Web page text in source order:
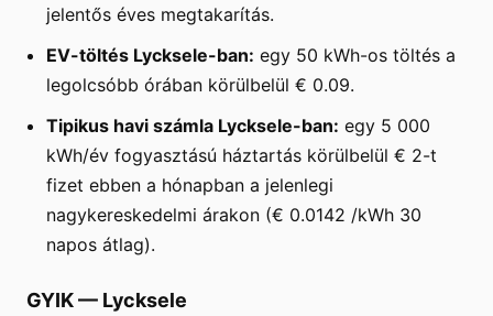
jelentős éves megtakarítás.
EV-töltés Lycksele-ban: egy 50 kWh-os töltés a
legolcsóbb órában körülbelül € 0.09.
Tipikus havi számla Lycksele-ban: egy 5 000
kWh/év fogyasztású háztartás körülbelül € 2-t
fizet ebben a hónapban a jelenlegi
nagykereskedelmi árakon (€ 0.0142 /kWh 30
napos átlag).
GYIK— Lycksele